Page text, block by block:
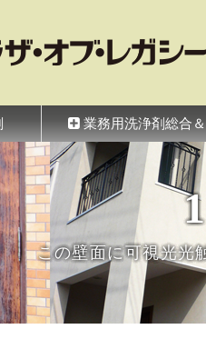
・レガシー
業務用洗浄剤総合
この壁面に可視光光